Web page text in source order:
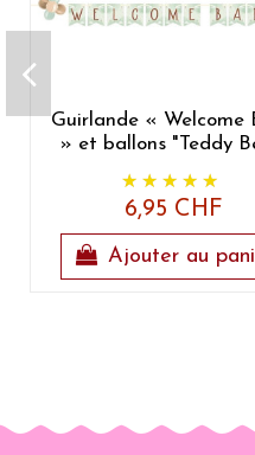
Guirlande « Welcome
» et ballons "Teddy
6,95 CHF
Ajouter au